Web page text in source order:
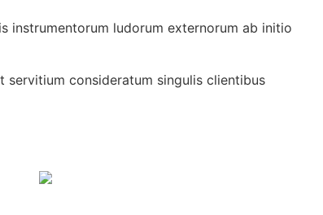
instrumentorum ludorum externorum ab initio
servitium consideratum singulis clientibus